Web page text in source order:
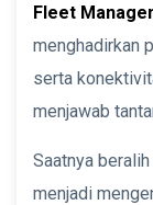
Fleet
menghadirkan
serta
menjawab
Saatnya
menjadi